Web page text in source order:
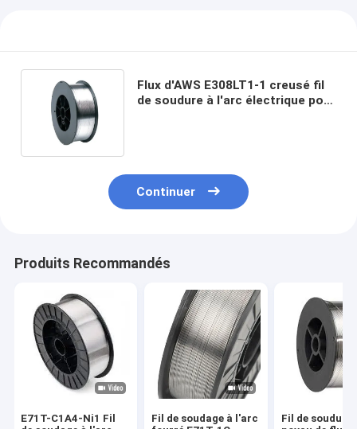
Flux d'AWS E308LT1-1 creusé fil
de soudure à l'arc électrique pour
Continuer
Produits Recommandés
E71T-C1A4-Ni1 Fil
Fil de soudage à l'arc
Fil de soudure